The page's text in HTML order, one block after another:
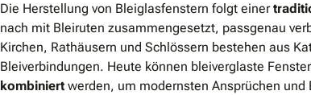
Die Herstellung von Bleiglasfenstern folgt einer
nach mit Bleiruten zusammengesetzt, passgenau
Kirchen, Rathäusern und Schlössern bestehen aus
Bleiverbindungen. Heute können bleiverglaste
kombiniert werden, um modernsten Ansprüchen